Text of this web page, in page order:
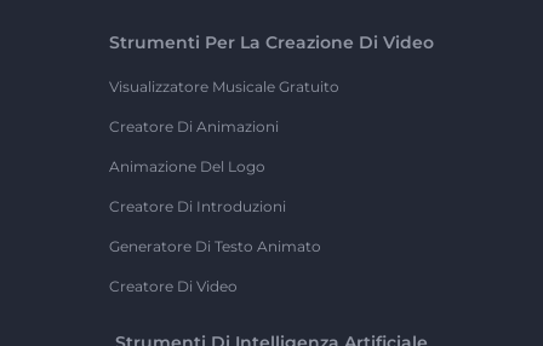
Strumenti Per La Creazione Di Video
Visualizzatore Musicale Gratuito
Creatore Di Animazioni
Animazione Del Logo
Creatore Di Introduzioni
Generatore Di Testo Animato
Creatore Di Video